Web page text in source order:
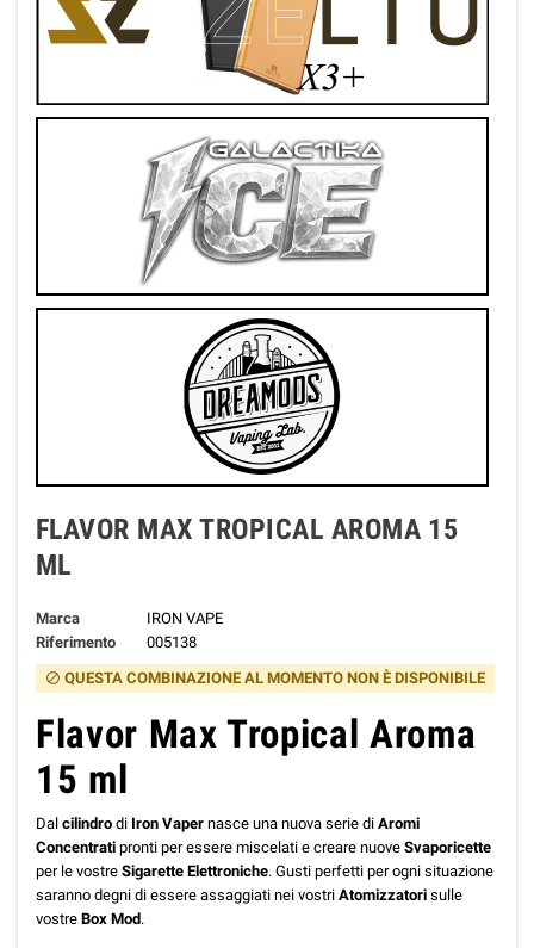
FLAVOR MAX TROPICAL AROMA 15
ML
Marca
IRON VAPE
Riferimento
005138
block QUESTA COMBINAZIONE AL MOMENTO NON È DISPONIBILE
Flavor Max Tropical Aroma
15 ml
Dal cilindro di Iron Vaper nasce una nuova serie di Aromi
Concentrati pronti per essere miscelati e creare nuove Svaporicette
per le vostre Sigarette Elettroniche. Gusti perfetti per ogni situazione
saranno degni di essere assaggiati nei vostri Atomizzatori sulle
vostre Box Mod.